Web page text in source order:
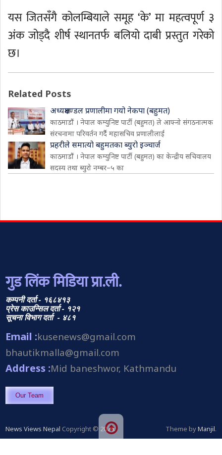
यस जितसँगै कोलम्बियाले समूह ‘के’ मा महत्वपूर्ण ३
अंक जोड्दै शीर्ष स्थानतर्फ बलियो दाबी प्रस्तुत गरेको
छ।
Related Posts
अध्यक्षमण्डल प्रणालीमा गयो नेकपा (बहुमत)
काठमाडौं । नेपाल कम्युनिष्ट पार्टी (बहुमत) ले आफ्नो संगठनात्मक
संरचनामा परिवर्तन गर्दै महासचिव प्रणालीलाई
प्रहरीले समात्यो बहुमतका ब्युरो इञ्चार्ज
काठमाडौं । नेपाल कम्युनिष्ट पार्टी (बहुमत) का केन्द्रीय सचिवालय
सदस्य तथा ब्युरो नम्बर–५ का
गुड लिंक मिडिया प्रा.ली.
कम्पनी दर्ता - १६८४१३
प्रेस काउन्सिल दर्ता - १२१
सूचना विभाग दर्ता - ४८१
Email :kusenews@gmail.com
bhautikmalla@gmail.com
Address :Mid baneshwor, Kathmandu
Our Team
News Views Nepal Copyright © 2026. Theme byManjil.